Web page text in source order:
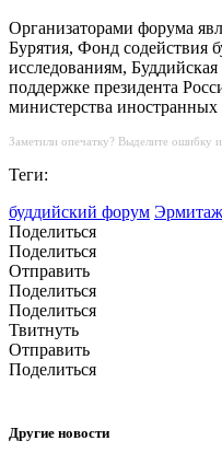
Организаторами форума
Бурятия, Фонд содействия
исследованиям,
поддержке президента
министерства иностранных
Заметили опечатку? Выделите ошибку
Теги:
буддийский форум Эрмитаж
Поделиться
Поделиться
Отправить
Поделиться
Поделиться
Твитнуть
Отправить
Поделиться
Другие новости